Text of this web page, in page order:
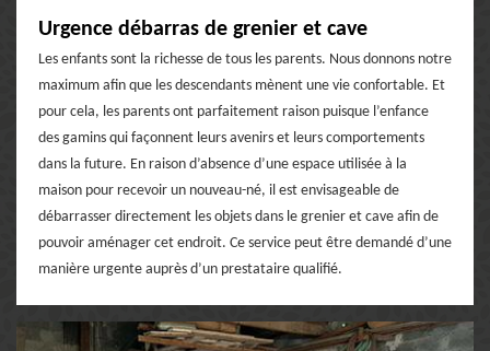
Urgence débarras de grenier et cave
Les enfants sont la richesse de tous les parents. Nous donnons notre
maximum afin que les descendants mènent une vie confortable. Et
pour cela, les parents ont parfaitement raison puisque l’enfance
des gamins qui façonnent leurs avenirs et leurs comportements
dans la future. En raison d’absence d’une espace utilisée à la
maison pour recevoir un nouveau-né, il est envisageable de
débarrasser directement les objets dans le grenier et cave afin de
pouvoir aménager cet endroit. Ce service peut être demandé d’une
manière urgente auprès d’un prestataire qualifié.